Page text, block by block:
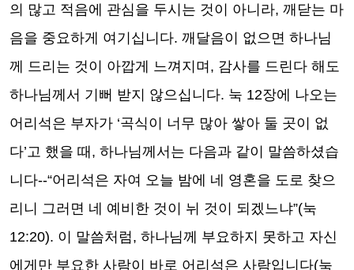
의 많고 적음에 관심을 두시는 것이 아니라, 깨닫는 마
음을 중요하게 여기십니다. 깨달음이 없으면 하나님
께 드리는 것이 아깝게 느껴지며 , 감사를 드린다 해도
하나님께서 기뻐 받지 않으십니다. 눅 12장에 나오는
어리석은 부자가 ‘곡식이 너무 많아 쌓아 둘 곳이 없
다’고 했을 때 , 하나님께서는 다음과 같이 말씀하셨습
니다--“어리석은 자여 오늘 밤에 네 영혼을 도로 찾으
리니 그러면 네 예비한 것이 뉘 것이 되겠느냐”(눅
12:20). 이 말씀처럼, 하나님께 부요하지 못하고 자신
에게만 부요한 사람이 바로 어리석은 사람입니다(눅